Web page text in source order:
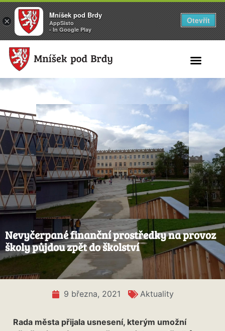
Nevyčerpané finanční prostředky na provoz
školy půjdou zpět do školství
9 března, 2021 Aktuality
Rada města přijala usnesení, kterým umožní
×
Mníšek pod Brdy
AppSisto
- In Google Play
Otevřít